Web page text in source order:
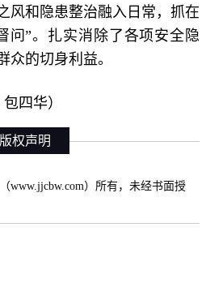
风和隐患整治融入日常，抓在
问”。扎实消除了各项安全隐
众的切身利益。
四华）
版权声明
www.jjcbw.com）所有，未经书面授